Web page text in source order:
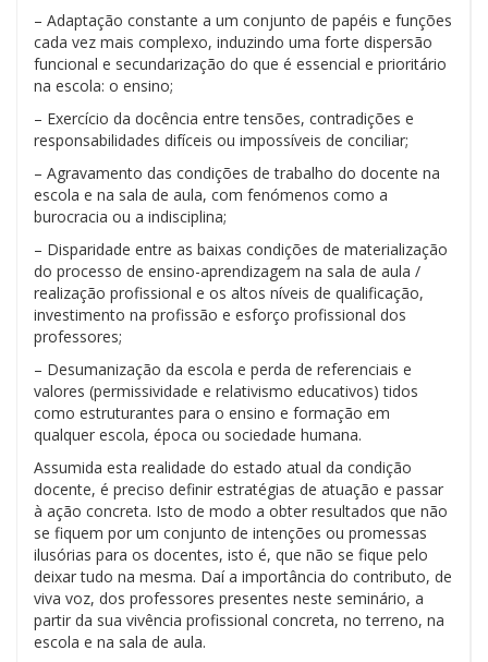
– Adaptação constante a um conjunto de papéis e funções
cada vez mais complexo, induzindo uma forte dispersão
funcional e secundarização do que é essencial e prioritário
na escola: o ensino;
– Exercício da docência entre tensões, contradições e
responsabilidades difíceis ou impossíveis de conciliar;
– Agravamento das condições de trabalho do docente na
escola e na sala de aula, com fenómenos como a
burocracia ou a indisciplina;
– Disparidade entre as baixas condições de materialização
do processo de ensino-aprendizagem na sala de aula /
realização profissional e os altos níveis de qualificação,
investimento na profissão e esforço profissional dos
professores;
– Desumanização da escola e perda de referenciais e
valores (permissividade e relativismo educativos) tidos
como estruturantes para o ensino e formação em
qualquer escola, época ou sociedade humana.
Assumida esta realidade do estado atual da condição
docente, é preciso definir estratégias de atuação e passar
à ação concreta. Isto de modo a obter resultados que não
se fiquem por um conjunto de intenções ou promessas
ilusórias para os docentes, isto é, que não se fique pelo
deixar tudo na mesma. Daí a importância do contributo, de
viva voz, dos professores presentes neste seminário, a
partir da sua vivência profissional concreta, no terreno, na
escola e na sala de aula.